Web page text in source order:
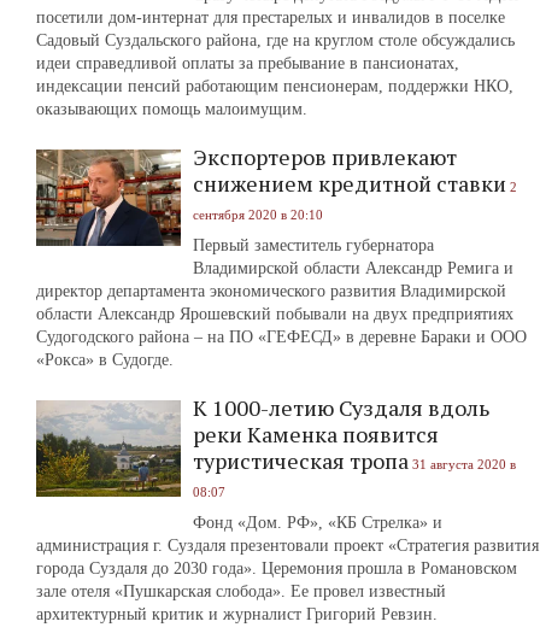
посетили дом-интернат для престарелых и инвалидов в поселке
Садовый Суздальского района, где на круглом столе обсуждались
идеи справедливой оплаты за пребывание в пансионатах,
индексации пенсий работающим пенсионерам, поддержки НКО,
оказывающих помощь малоимущим.
Экспортеров привлекают
снижением кредитной ставки 2
сентября 2020 в 20:10
Первый заместитель губернатора
Владимирской области Александр Ремига и
директор департамента экономического развития Владимирской
области Александр Ярошевский побывали на двух предприятиях
Судогодского района – на ПО «ГЕФЕСД» в деревне Бараки и ООО
«Рокса» в Судогде.
К 1000-летию Суздаля вдоль
реки Каменка появится
туристическая тропа 31 августа 2020 в
08:07
Фонд «Дом. РФ», «КБ Стрелка» и
администрация г. Суздаля презентовали проект «Стратегия развития
города Суздаля до 2030 года». Церемония прошла в Романовском
зале отеля «Пушкарская слобода». Ее провел известный
архитектурный критик и журналист Григорий Ревзин.